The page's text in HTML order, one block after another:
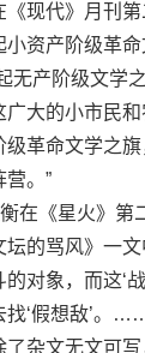
现代》月刊第
资产阶级革命
无产阶级文学
大的小市民
革命文学之
。”
《星火》第
的骂风》一
对象，而这‘战
找‘假想敌’。
杂文无文可写